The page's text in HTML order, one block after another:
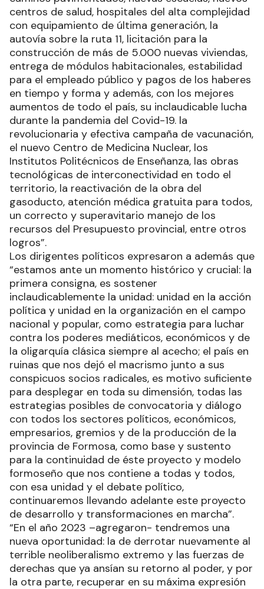
centros de salud, hospitales del alta complejidad
con equipamiento de última generación, la
autovía sobre la ruta 11, licitación para la
construcción de más de 5.000 nuevas viviendas,
entrega de módulos habitacionales, estabilidad
para el empleado público y pagos de los haberes
en tiempo y forma y además, con los mejores
aumentos de todo el país, su inclaudicable lucha
durante la pandemia del Covid-19. la
revolucionaria y efectiva campaña de vacunación,
el nuevo Centro de Medicina Nuclear, los
Institutos Politécnicos de Enseñanza, las obras
tecnológicas de interconectividad en todo el
territorio, la reactivación de la obra del
gasoducto, atención médica gratuita para todos,
un correcto y superavitario manejo de los
recursos del Presupuesto provincial, entre otros
logros”.
Los dirigentes políticos expresaron a además que
“estamos ante un momento histórico y crucial: la
primera consigna, es sostener
inclaudicablemente la unidad: unidad en la acción
política y unidad en la organización en el campo
nacional y popular, como estrategia para luchar
contra los poderes mediáticos, económicos y de
la oligarquía clásica siempre al acecho; el país en
ruinas que nos dejó el macrismo junto a sus
conspicuos socios radicales, es motivo suficiente
para desplegar en toda su dimensión, todas las
estrategias posibles de convocatoria y diálogo
con todos los sectores políticos, económicos,
empresarios, gremios y de la producción de la
provincia de Formosa, como base y sustento
para la continuidad de éste proyecto y modelo
formoseño que nos contiene a todas y todos,
con esa unidad y el debate político,
continuaremos llevando adelante este proyecto
de desarrollo y transformaciones en marcha”.
“En el año 2023 –agregaron- tendremos una
nueva oportunidad: la de derrotar nuevamente al
terrible neoliberalismo extremo y las fuerzas de
derechas que ya ansían su retorno al poder, y por
la otra parte, recuperar en su máxima expresión